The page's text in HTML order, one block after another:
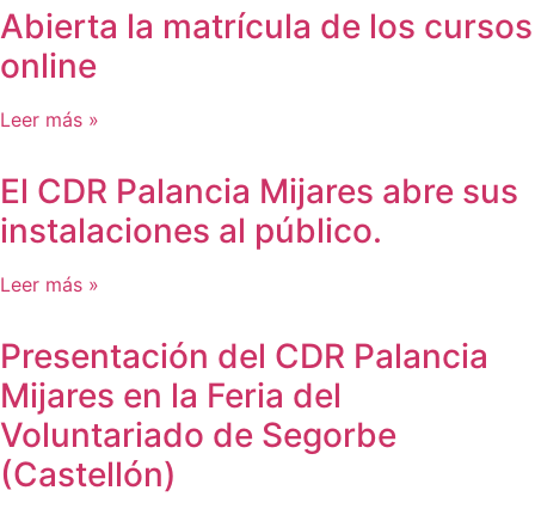
Abierta la matrícula de los cursos
online
Leer más »
El CDR Palancia Mijares abre sus
instalaciones al público.
Leer más »
Presentación del CDR Palancia
Mijares en la Feria del
Voluntariado de Segorbe
(Castellón)